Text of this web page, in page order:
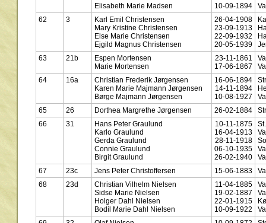
Elisabeth Marie Madsen
10-09-1894
62
3
Karl Emil Christensen
Mary Kristine Christensen
Else Marie Christensen
Ejgild Magnus Christensen
26-04-1908
23-09-1913
22-09-1932
20-05-1939
63
21b
Espen Mortensen
Marie Mortensen
23-11-1861
17-06-1867
64
16a
Christian Frederik Jørgensen
Karen Marie Majmann Jørgensen
Børge Majmann Jørgensen
16-06-1894
14-11-1894
10-08-1927
65
26 Dorthea Margrethe Jørgensen 26-02-1884
66
31
Hans Peter Graulund
Karlo Graulund
Gerda Graulund
Connie Graulund
Birgit Graulund
10-11-1875
16-04-1913
28-11-1918
06-10-1935
26-02-1940
67
23c Jens Peter Christoffersen 15-06-1883
68
23d
Christian Vilhelm Nielsen
Sidse Marie Nielsen
Holger Dahl Nielsen
Bodil Marie Dahl Nielsen
11-04-1885
19-02-1887
22-01-1915
10-09-1922